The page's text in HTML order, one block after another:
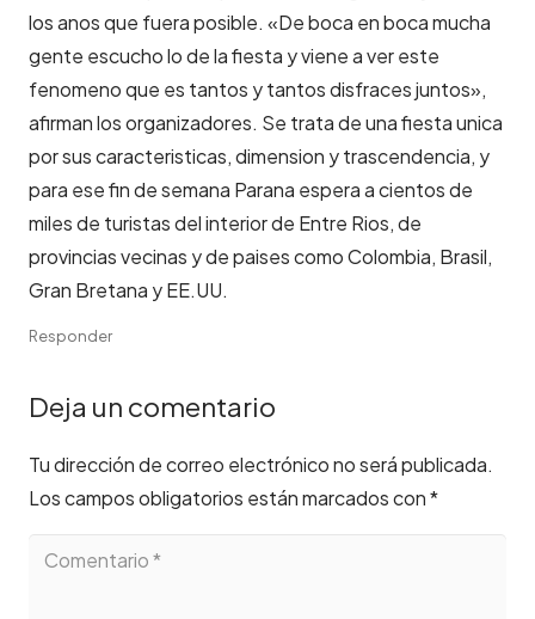
los anos que fuera posible. «De boca en boca mucha
gente escucho lo de la fiesta y viene a ver este
fenomeno que es tantos y tantos disfraces juntos»,
afirman los organizadores. Se trata de una fiesta unica
por sus caracteristicas, dimension y trascendencia, y
para ese fin de semana Parana espera a cientos de
miles de turistas del interior de Entre Rios, de
provincias vecinas y de paises como Colombia, Brasil,
Gran Bretana y EE.UU.
Responder
Deja un comentario
Tu dirección de correo electrónico no será publicada.
Los campos obligatorios están marcados con*